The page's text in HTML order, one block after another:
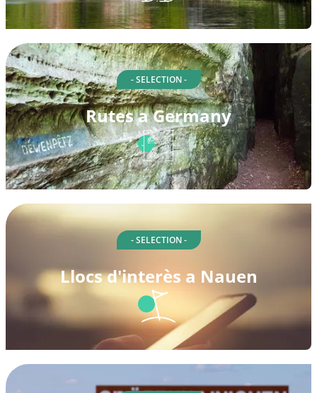
- SELECTION -
Rutes a Germany
- SELECTION -
Llocs d'interès a Nauen